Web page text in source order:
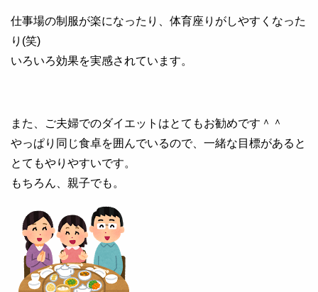
仕事場の制服が楽になったり、体育座りがしやすくなった
り(笑)
いろいろ効果を実感されています。
また、ご夫婦でのダイエットはとてもお勧めです＾＾
やっぱり同じ食卓を囲んでいるので、一緒な目標があると
とてもやりやすいです。
もちろん、親子でも。